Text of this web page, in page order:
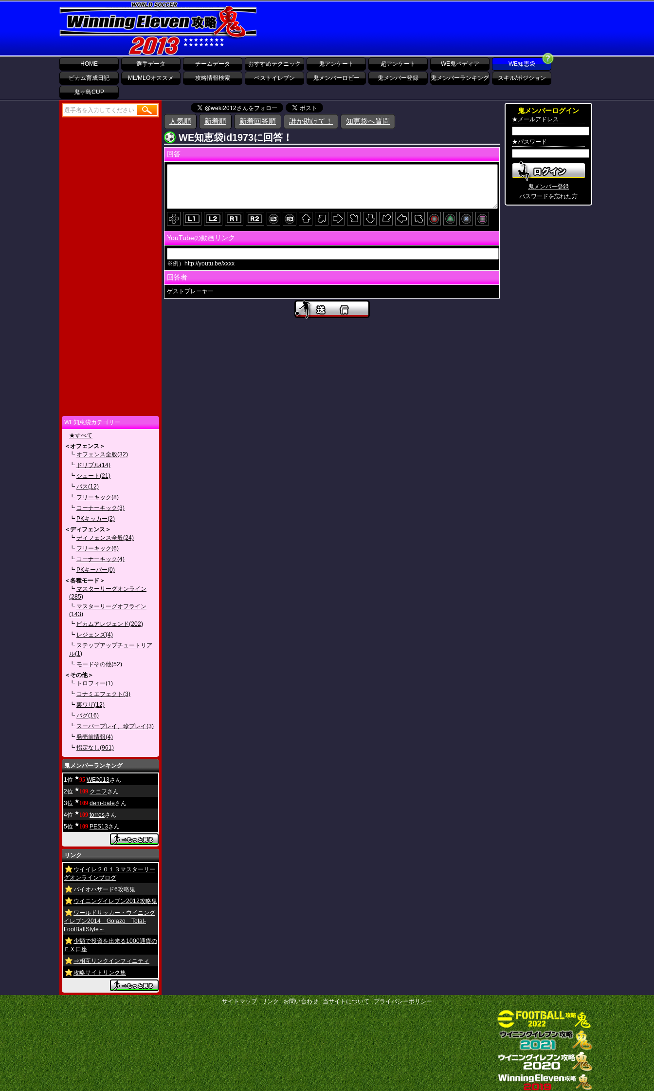
HOME 選手データ チームデータ おすすめテクニック 鬼アンケート 超アンケート WE鬼ペディア WE知恵袋
ビカム育成日記 ML/MLOオススメ 攻略情報検索 ベストイレブン 鬼メンバーロビー 鬼メンバー登録 鬼メンバーランキング スキル/ポジション
鬼ヶ島CUP
WE知恵袋カテゴリー
★すべて
＜オフェンス＞
┗ オフェンス全般(32)
┗ ドリブル(14)
┗ シュート(21)
┗ パス(12)
┗ フリーキック(8)
┗ コーナーキック(3)
┗ PKキッカー(2)
＜ディフェンス＞
┗ ディフェンス全般(24)
┗ フリーキック(6)
┗ コーナーキック(4)
┗ PKキーパー(0)
＜各種モード＞
┗ マスターリーグオンライン
(285)
┗ マスターリーグオフライン
(143)
┗ ビカムアレジェンド(202)
┗ レジェンズ(4)
┗ ステップアップチュートリア
ル(1)
┗ モードその他(52)
＜その他＞
┗ トロフィー(1)
┗ コナミエフェクト(3)
┗ 裏ワザ(12)
┗ バグ(16)
┗ スーパープレイ、珍プレイ(3)
┗ 発売前情報(4)
┗ 指定なし(961)
鬼メンバーランキング
1位 ★95 WE2013さん
2位 ★109 クニフさん
3位 ★109 dem-baleさん
4位 ★109 torresさん
5位 ★109 PES13さん
リンク
ウイイレ２０１３マスターリー
グオンラインブログ
バイオハザード6攻略鬼
ウイニングイレブン2012攻略鬼
ワールドサッカー・ウイニング
イレブン2014 Golazo Total-
FootBallStyle～
少額で投資を出来る1000通貨の
ＦＸ口座
⇒相互リンクインフィニティ
攻略サイトリンク集
人気順 新着順 新着回答順 誰か助けて！ 知恵袋へ質問
WE知恵袋id1973に回答！
回答
YouTubeの動画リンク
※例）http://youtu.be/xxxx
回答者
ゲストプレーヤー
鬼メンバーログイン
★メールアドレス
★パスワード
鬼メンバー登録
パスワードを忘れた方
サイトマップ リンク お問い合わせ 当サイトについて プライバシーポリシー